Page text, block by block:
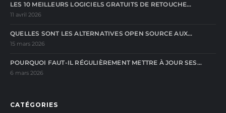
LES 10 MEILLEURS LOGICIELS GRATUITS DE RETOUCHE…
11 avril 2026
QUELLES SONT LES ALTERNATIVES OPEN SOURCE AUX…
15 mars 2026
POURQUOI FAUT-IL RÉGULIÈREMENT METTRE À JOUR SES…
6 mars 2026
CATÉGORIES